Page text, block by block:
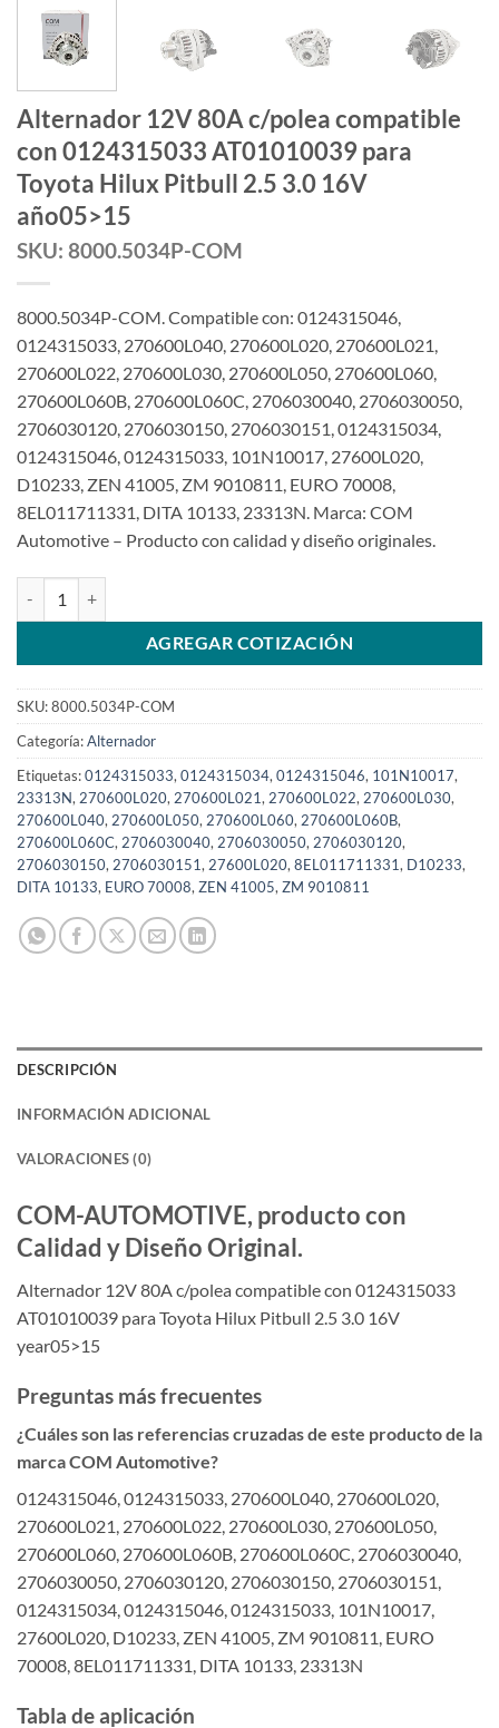
Alternador 12V 80A c/polea compatible
con 0124315033 AT01010039 para
Toyota Hilux Pitbull 2.5 3.0 16V
año05>15
SKU: 8000.5034P-COM
8000.5034P-COM. Compatible con: 0124315046,
0124315033, 270600L040, 270600L020, 270600L021,
270600L022, 270600L030, 270600L050, 270600L060,
270600L060B, 270600L060C, 2706030040, 2706030050,
2706030120, 2706030150, 2706030151, 0124315034,
0124315046, 0124315033, 101N10017, 27600L020,
D10233, ZEN 41005, ZM 9010811, EURO 70008,
8EL011711331, DITA 10133, 23313N. Marca: COM
Automotive – Producto con calidad y diseño originales.
AGREGAR COTIZACIÓN
SKU:8000.5034P-COM
Categoría:Alternador
Etiquetas:0124315033, 0124315034, 0124315046, 101N10017,
23313N, 270600L020, 270600L021, 270600L022, 270600L030,
270600L040, 270600L050, 270600L060, 270600L060B,
270600L060C, 2706030040, 2706030050, 2706030120,
2706030150, 2706030151, 27600L020, 8EL011711331, D10233,
DITA 10133, EURO 70008, ZEN 41005, ZM 9010811
DESCRIPCIÓN
INFORMACIÓN ADICIONAL
VALORACIONES (0)
COM-AUTOMOTIVE, producto con
Calidad y Diseño Original.
Alternador 12V 80A c/polea compatible con 0124315033
AT01010039 para Toyota Hilux Pitbull 2.5 3.0 16V
year05>15
Preguntas más frecuentes
¿Cuáles son las referencias cruzadas de este producto de la
marca COM Automotive?
0124315046, 0124315033, 270600L040, 270600L020,
270600L021, 270600L022, 270600L030, 270600L050,
270600L060, 270600L060B, 270600L060C, 2706030040,
2706030050, 2706030120, 2706030150, 2706030151,
0124315034, 0124315046, 0124315033, 101N10017,
27600L020, D10233, ZEN 41005, ZM 9010811, EURO
70008, 8EL011711331, DITA 10133, 23313N
Tabla de aplicación